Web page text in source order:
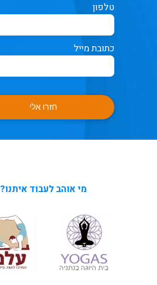
טלפון
כתובת מייל
חזרו אלי
מי אוהב לעבוד איתנו?